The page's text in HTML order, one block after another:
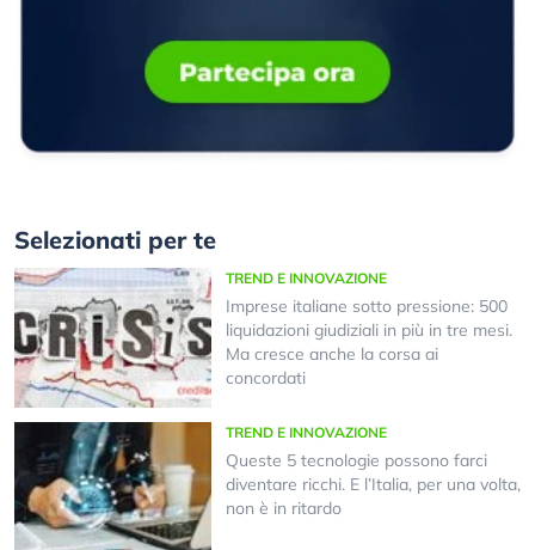
Selezionati per te
TREND E INNOVAZIONE
Imprese italiane sotto pressione: 500
liquidazioni giudiziali in più in tre mesi.
Ma cresce anche la corsa ai
concordati
TREND E INNOVAZIONE
Queste 5 tecnologie possono farci
diventare ricchi. E l’Italia, per una volta,
non è in ritardo